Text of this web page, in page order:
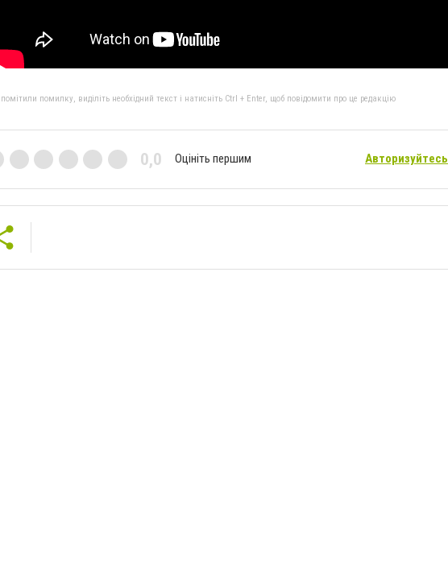
помилку, виділіть необхідний текст і натисніть Ctrl + Enter, щоб повідомити про це редакцію
0,0 Оцініть першим Авторизуйтесь